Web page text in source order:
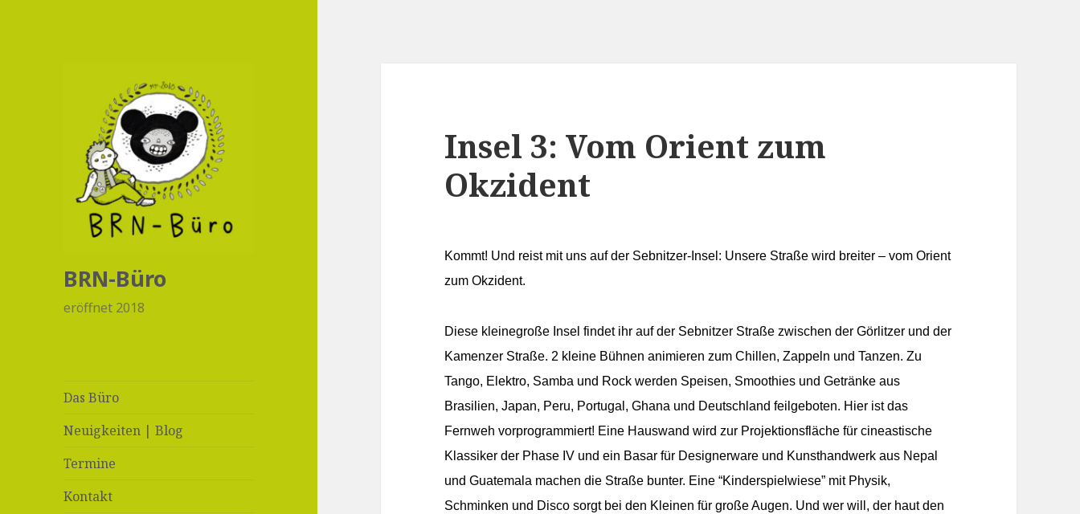
BRN-Büro
eröffnet 2018
Das Büro
Neuigkeiten | Blog
Termine
Kontakt
Insel 3: Vom Orient zum
Okzident
Kommt! Und reist mit uns auf der Sebnitzer-Insel: Unsere Straße wird breiter – vom Orient
zum Okzident.
Diese kleinegroße Insel findet ihr auf der Sebnitzer Straße zwischen der Görlitzer und der
Kamenzer Straße. 2 kleine Bühnen animieren zum Chillen, Zappeln und Tanzen. Zu
Tango, Elektro, Samba und Rock werden Speisen, Smoothies und Getränke aus
Brasilien, Japan, Peru, Portugal, Ghana und Deutschland feilgeboten. Hier ist das
Fernweh vorprogrammiert! Eine Hauswand wird zur Projektionsfläche für cineastische
Klassiker der Phase IV und ein Basar für Designerware und Kunsthandwerk aus Nepal
und Guatemala machen die Straße bunter. Eine “Kinderspielwiese” mit Physik,
Schminken und Disco sorgt bei den Kleinen für große Augen. Und wer will, der haut den